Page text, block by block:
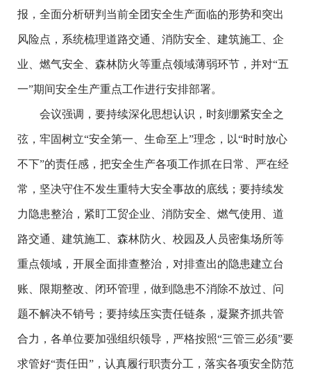
报，全面分析研判当前全团安全生产面临的形势和突出
风险点，系统梳理道路交通、消防安全、建筑施工、企
业、燃气安全、森林防火等重点领域薄弱环节，并对“五
一”期间安全生产重点工作进行安排部署。
会议强调，要持续深化思想认识，时刻绷紧安全之
弦，牢固树立“安全第一、生命至上”理念，以“时时放心
不下”的责任感，把安全生产各项工作抓在日常、严在经
常，坚决守住不发生重特大安全事故的底线；要持续发
力隐患整治，紧盯工贸企业、消防安全、燃气使用、道
路交通、建筑施工、森林防火、校园及人员密集场所等
重点领域，开展全面排查整治，对排查出的隐患建立台
账、限期整改、闭环管理，做到隐患不消除不放过、问
题不解决不销号；要持续压实责任链条，凝聚齐抓共管
合力，各单位要加强组织领导，严格按照“三管三必须”要
求管好“责任田”，认真履行职责分工，落实各项安全防范